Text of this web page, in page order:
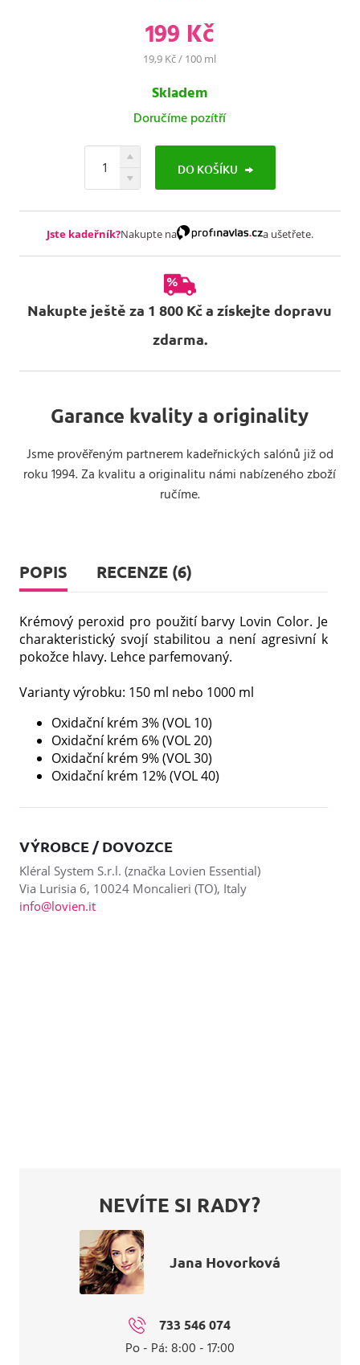
199 Kč
19,9 Kč / 100 ml
Skladem
Doručíme pozítří
DO KOŠÍKU
Jste kadeřník?Nakupte na a ušetřete.
Nakupte ještě za 1 800 Kč a získejte dopravu
zdarma.
Garance kvality a originality
Jsme prověřeným partnerem kadeřnických salónů již od
roku 1994. Za kvalitu a originalitu námi nabízeného zboží
ručíme.
POPIS RECENZE (6)
Krémový peroxid pro použití barvy Lovin Color. Je
charakteristický svojí stabilitou a není agresivní k
pokožce hlavy. Lehce parfemovaný.
Varianty výrobku: 150 ml nebo 1000 ml
Oxidační krém 3% (VOL 10)
Oxidační krém 6% (VOL 20)
Oxidační krém 9% (VOL 30)
Oxidační krém 12% (VOL 40)
VÝROBCE / DOVOZCE
Kléral System S.r.l. (značka Lovien Essential)
Via Lurisia 6, 10024 Moncalieri (TO), Italy
info@lovien.it
NEVÍTE SI RADY?
Jana Hovorková
733 546 074
Po - Pá: 8:00 - 17:00